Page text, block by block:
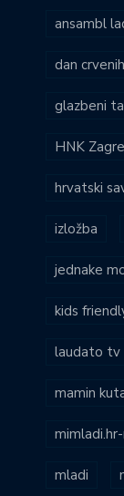
ansambl
dan
glazbeni
HNK
hrvatski
izložba
jednake
kids
laudato tv
mamin
mladi